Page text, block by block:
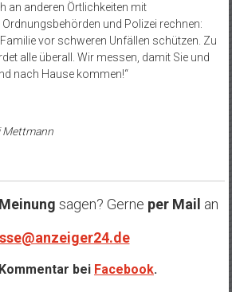
an anderen Örtlichkeiten mit
und Polizei rechnen:
vor schweren Unfällen schützen. Zu
alle überall. Wir messen, damit Sie und
nach Hause kommen!“
Mettmann
sagen? Gerne per Mail an
Kommentar bei Facebook.